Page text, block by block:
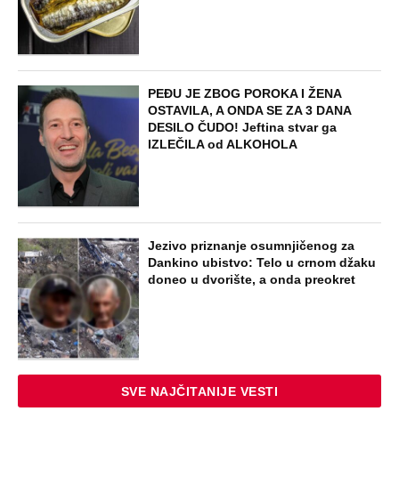
PEĐU JE ZBOG POROKA I ŽENA
OSTAVILA, A ONDA SE ZA 3 DANA
DESILO ČUDO! Jeftina stvar ga
IZLEČILA od ALKOHOLA
Jezivo priznanje osumnjičenog za
Dankino ubistvo: Telo u crnom džaku
doneo u dvorište, a onda preokret
SVE NAJČITANIJE VESTI